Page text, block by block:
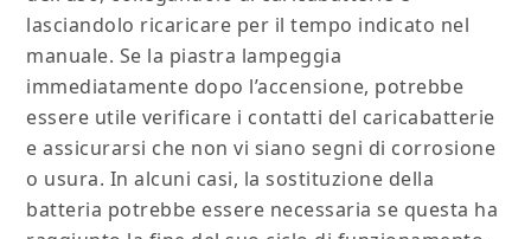
lasciandolo ricaricare per il tempo indicato nel
manuale. Se la piastra lampeggia
immediatamente dopo l’accensione, potrebbe
essere utile verificare i contatti del caricabatterie
e assicurarsi che non vi siano segni di corrosione
o usura. In alcuni casi, la sostituzione della
batteria potrebbe essere necessaria se questa ha